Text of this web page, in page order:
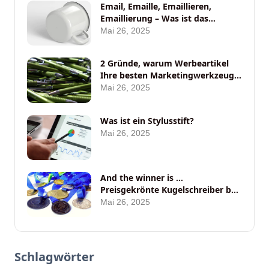
Email, Emaille, Emaillieren,
Emaillierung – Was ist das
eigentlich?
Mai 26, 2025
2 Gründe, warum Werbeartikel
Ihre besten Marketingwerkzeuge
auf Messen sein sollten
Mai 26, 2025
Was ist ein Stylusstift?
Mai 26, 2025
And the winner is …
Preisgekrönte Kugelschreiber bei
ANYBRAND
Mai 26, 2025
Schlagwörter